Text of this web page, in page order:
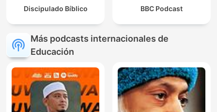
Discipulado Bíblico BBC Podcast
Más podcasts internacionales de
Educación